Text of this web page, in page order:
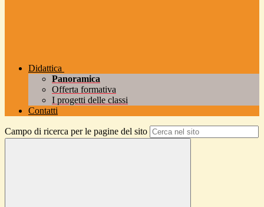
Didattica
Panoramica
Offerta formativa
I progetti delle classi
Contatti
Campo di ricerca per le pagine del sito